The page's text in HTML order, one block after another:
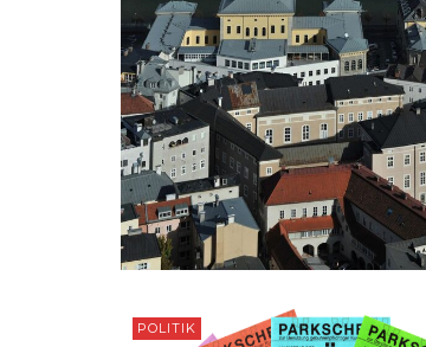
POLITIK